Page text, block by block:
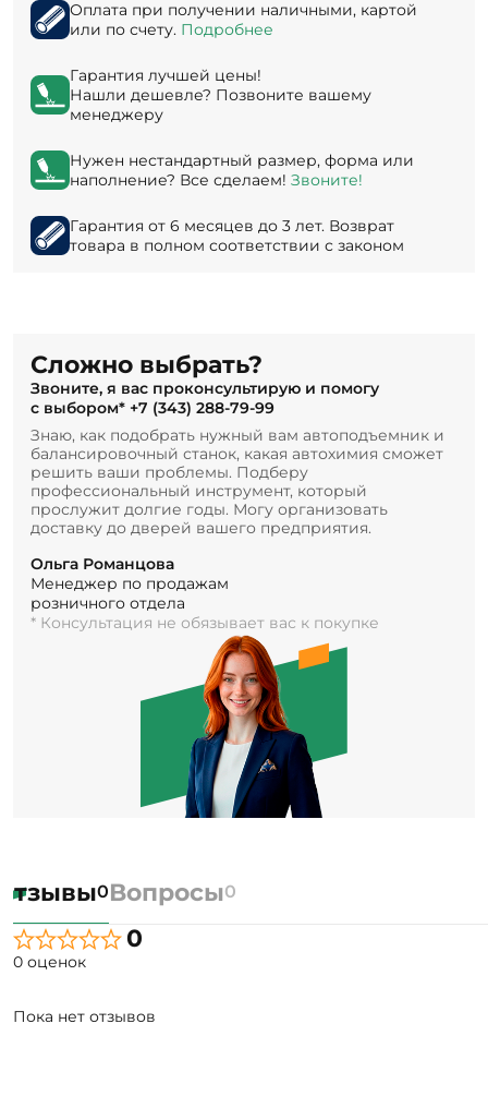
Оплата при получении наличными, картой
или по счету. Подробнее
Гарантия лучшей цены!
Нашли дешевле? Позвоните вашему
менеджеру
Нужен нестандартный размер, форма или
наполнение? Все сделаем! Звоните!
Гарантия от 6 месяцев до 3 лет. Возврат
товара в полном соответствии с законом
Сложно выбрать?
Звоните, я вас проконсультирую и помогу
с выбором* +7 (343) 288-79-99
Знаю, как подобрать нужный вам автоподъемник и
балансировочный станок, какая автохимия сможет
решить ваши проблемы. Подберу
профессиональный инструмент, который
прослужит долгие годы. Могу организовать
доставку до дверей вашего предприятия.
Ольга Романцова
Менеджер по продажам
розничного отдела
* Консультация не обязывает вас к покупке
0Вопросы0
0
0 оценок
Пока нет отзывов